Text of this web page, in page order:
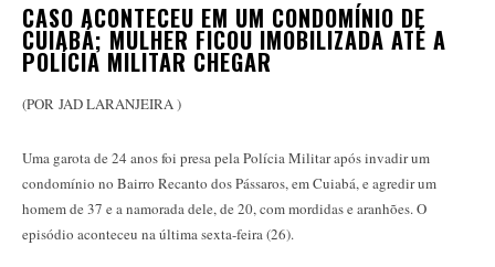
CASO ACONTECEU EM UM CONDOMÍNIO DE
CUIABÁ; MULHER FICOU IMOBILIZADA ATÉ A
POLÍCIA MILITAR CHEGAR
(POR JAD LARANJEIRA )
Uma garota de 24 anos foi presa pela Polícia Militar após invadir um
condomínio no Bairro Recanto dos Pássaros, em Cuiabá, e agredir um
homem de 37 e a namorada dele, de 20, com mordidas e aranhões. O
episódio aconteceu na última sexta-feira (26).